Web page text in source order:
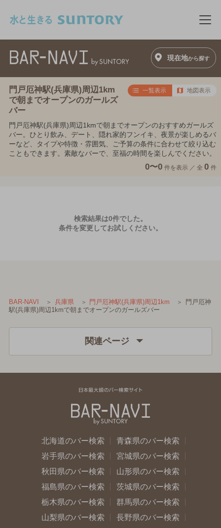
メ
現在地から探す
門戸厄神駅(兵庫県)周辺1km
で朝までオープンのガールズ
バー
一覧表示 地図表示
門戸厄神駅(兵庫県)周辺1kmで朝までオープンのおすすめガールズ
バー。ひとり飲み、デート、隠れ家的フンイキ、夜景が楽しめるバ
ーなど、タイプや特徴・雰囲気、ご予算の条件に合わせて絞り込む
こともできます。素敵なバーで、至福の時間を楽しんでください。
0〜0 件を表示 ／ 全 0 件
検索結果は0件でした。
条件を変更してお試しください。
BAR-NAVI 兵庫県 門戸厄神駅(兵庫県)周辺1km
門戸厄神
駅(兵庫県)周辺1kmで朝までオープンのガールズバー
関連ページ
北海道のバー検索
青森県のバー検索
岩手県のバー検索
宮城県のバー検索
秋田県のバー検索
山形県のバー検索
福島県のバー検索
茨城県のバー検索
栃木県のバー検索
群馬県のバー検索
山梨県のバー検索
長野県のバー検索